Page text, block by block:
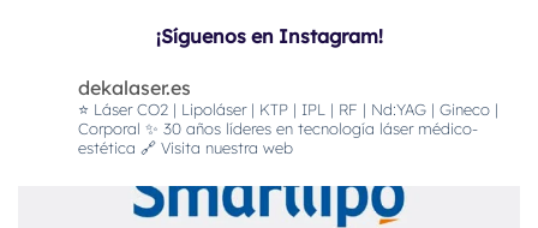
¡Síguenos en Instagram!
dekalaser.es
⭐️ Láser CO2 | Lipoláser | KTP | IPL | RF | Nd:YAG | Gineco |
Corporal ✨ 30 años líderes en tecnología láser médico-
estética 🔗 Visita nuestra web